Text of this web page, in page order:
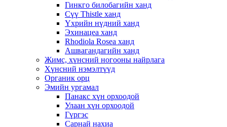
Гинкго билобагийн ханд
Сүү Thistle ханд
Үхрийн нүдний ханд
Эхинацеа ханд
Rhodiola Rosea ханд
Ашвагандагийн ханд
Жимс, хүнсний ногооны найрлага
Хүнсний нэмэлтүүд
Органик орц
Эмийн ургамал
Панакс хүн орхоодой
Улаан хүн орхоодой
Гүргэс
Сарнай нахиа